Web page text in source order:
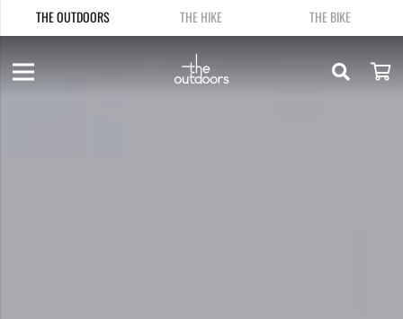
THE OUTDOORS THE HIKE THE BIKE